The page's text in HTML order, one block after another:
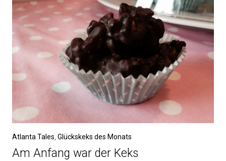
Atlanta Tales Glückskeks des Monats
Am Anfang war der Keks